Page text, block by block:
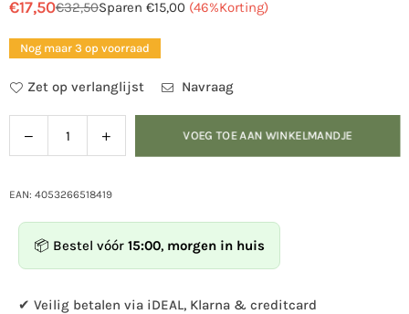
Normale
prijs
€17,50€32,50Sparen €15,00 (46%Korting)
Nog maar 3 op voorraad
Zet op verlanglijst Navraag
Hoeveelheid
Verlaag
de
voor
Hart
op
metaal
Verhoog
de
voor
Hart
op
metaal
VOEG TOE AAN WINKELMANDJE
EAN: 4053266518419
📦 Bestel vóór 15:00, morgen in huis
✔ Veilig betalen via iDEAL, Klarna & creditcard